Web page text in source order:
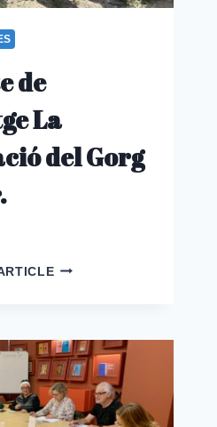
de
La
del Gorg
EL
LA
CONSTEL·LACIÓ
DEL
GORG
JA